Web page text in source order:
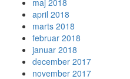
maj 2018
april 2018
marts 2018
februar 2018
januar 2018
december 2017
november 2017